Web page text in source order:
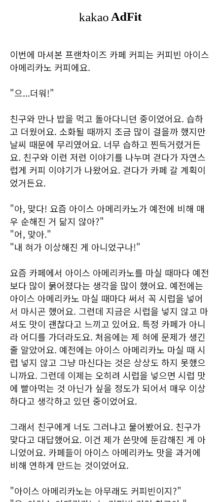
이번에 마셔본 프랜차이즈 카페 커피는 커피빈 아이스
아메리카노 커피에요.
"으...더워!"
친구와 만나 밥을 먹고 돌아다니던 중이었어요. 습하
고 더웠어요. 소화될 때까지 조금 많이 걸을까 했지만
날씨 때문에 무리였어요. 너무 습하고 찐득거렸거든
요. 친구와 이런 저런 이야기를 나누며 걷다가 자연스
럽게 커피 이야기가 나왔어요. 걷다가 카페 갈 계획이
었거든요.
"아, 맞다! 요즘 아이스 아메리카노가 예전에 비해 매
우 순해진 거 닮지 않아?"
"어, 맞아."
"내 혀가 이상해진 게 아니었구나!"
요즘 카페에서 아이스 아메리카노를 마실 때마다 예전
보다 많이 묽어졌다는 생각을 많이 했어요. 예전에는
아이스 아메리카노 마실 때마다 써서 꼭 시럽을 넣어
서 마시곤 했어요. 그런데 지금은 시럽을 넣지 않고 마
셔도 맛이 괜찮다고 느끼고 있어요. 특정 카페가 아니
라 어디를 가더라도요. 처음에는 제 혀에 문제가 생긴
줄 알았어요. 예전에는 아이스 아메리카노 마실 때 시
럽 넣지 않고 그냥 마신다는 것은 상상도 하지 못했으
니까요. 그런데 이제는 오히려 시럽을 넣으면 시럽 맛
에 빨아먹는 것 아닌가 싶을 정도가 되어서 매우 이상
하다고 생각하고 있던 중이었어요.
그래서 친구에게 너도 그러냐고 물어봤어요. 친구가
맞다고 대답했어요. 이건 제가 쓴맛에 둔감해진 게 아
니었어요. 카페들이 아이스 아메리카노 맛을 과거에
비해 연하게 만드는 것이었어요.
"아이스 아메리카노는 아무래도 커피빈이지?"